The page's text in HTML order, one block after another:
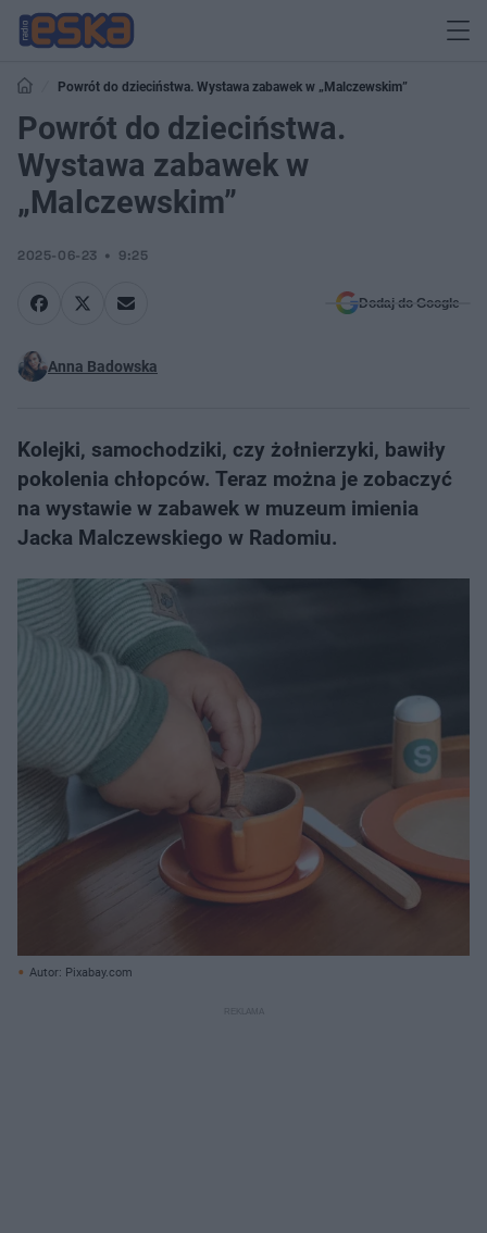
Powrót do dzieciństwa. Wystawa zabawek w „Malczewskim”
Powrót do dzieciństwa.
Wystawa zabawek w
„Malczewskim”
2025-06-23 9:25
Dodaj do Google
Anna Badowska
Kolejki, samochodziki, czy żołnierzyki, bawiły
pokolenia chłopców. Teraz można je zobaczyć
na wystawie w zabawek w muzeum imienia
Jacka Malczewskiego w Radomiu.
Autor: Pixabay.com